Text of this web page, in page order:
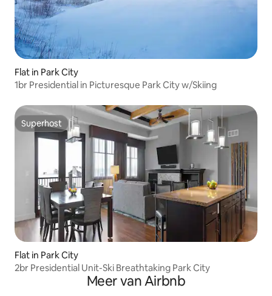
Flat in Park City
1br Presidential in Picturesque Park City w/Skiing
Superhost
Superhost
Flat in Park City
2br Presidential Unit-Ski Breathtaking Park City
Meer van Airbnb